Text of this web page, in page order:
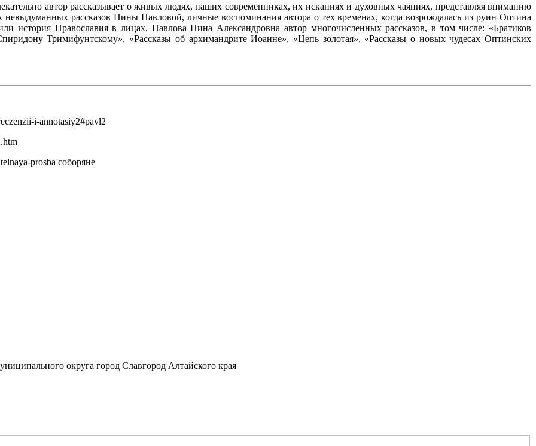
автор рассказывает о живых людях, наших современниках, их исканиях и духовных чаяниях, представляя вниманию
рассказов Нины Павловой, личные воспоминания автора о тех временах, когда возрождалась из руин Оптина
история Православия в лицах. Павлова Нина Александровна автор многочисленных рассказов, в том числе: «Братиков
Тримифунтскому», «Рассказы об архимандрите Иоанне», «Цепь золотая», «Рассказы о новых чудесах Оптинских
i-annotasiy2#pavl2
prosba соборяне
округа город Славгород Алтайского края